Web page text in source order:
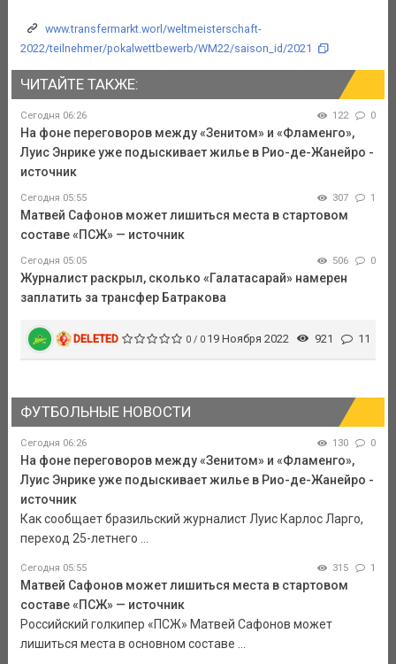
www.transfermarkt.worl/weltmeisterschaft-
2022/teilnehmer/pokalwettbewerb/WM22/saison_id/2021
ЧИТАЙТЕ ТАКЖЕ:
Сегодня 06:26 122 0
На фоне переговоров между «Зенитом» и «Фламенго»,
Луис Энрике уже подыскивает жилье в Рио-де-Жанейро -
источник
Сегодня 05:55 307 1
Матвей Сафонов может лишиться места в стартовом
составе «ПСЖ» — источник
Сегодня 05:05 506 0
Журналист раскрыл, сколько «Галатасарай» намерен
заплатить за трансфер Батракова
DELETED 0 / 0 19 Ноября 2022 921 11
ФУТБОЛЬНЫЕ НОВОСТИ
Сегодня 06:26 130 0
На фоне переговоров между «Зенитом» и «Фламенго»,
Луис Энрике уже подыскивает жилье в Рио-де-Жанейро -
источник
Как сообщает бразильский журналист Луис Карлос Ларго,
переход 25-летнего ...
Сегодня 05:55 315 1
Матвей Сафонов может лишиться места в стартовом
составе «ПСЖ» — источник
Российский голкипер «ПСЖ» Матвей Сафонов может
лишиться места в основном составе ...